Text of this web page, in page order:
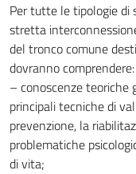
Per tutte le tipologie di
stretta
del tronco comune
dovranno comprendere:
– conoscenze teoriche
principali tecniche di
prevenzione, la
problematiche
di vita;